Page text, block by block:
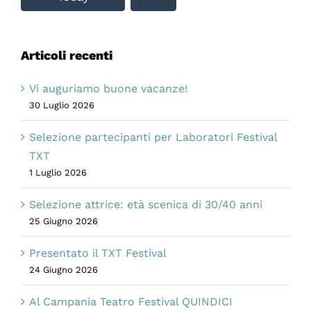
Articoli recenti
Vi auguriamo buone vacanze!
30 Luglio 2026
Selezione partecipanti per Laboratori Festival
TXT
1 Luglio 2026
Selezione attrice: età scenica di 30/40 anni
25 Giugno 2026
Presentato il TXT Festival
24 Giugno 2026
Al Campania Teatro Festival QUINDICI